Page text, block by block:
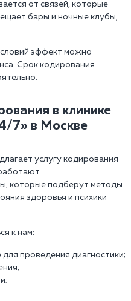
от связей, которые
бары и ночные клубы,
эффект можно
Срок кодирования
в клинике
7» в Москве
услугу кодирования
которые подберут методы
здоровья и психики
к нам:
проведения диагностики;